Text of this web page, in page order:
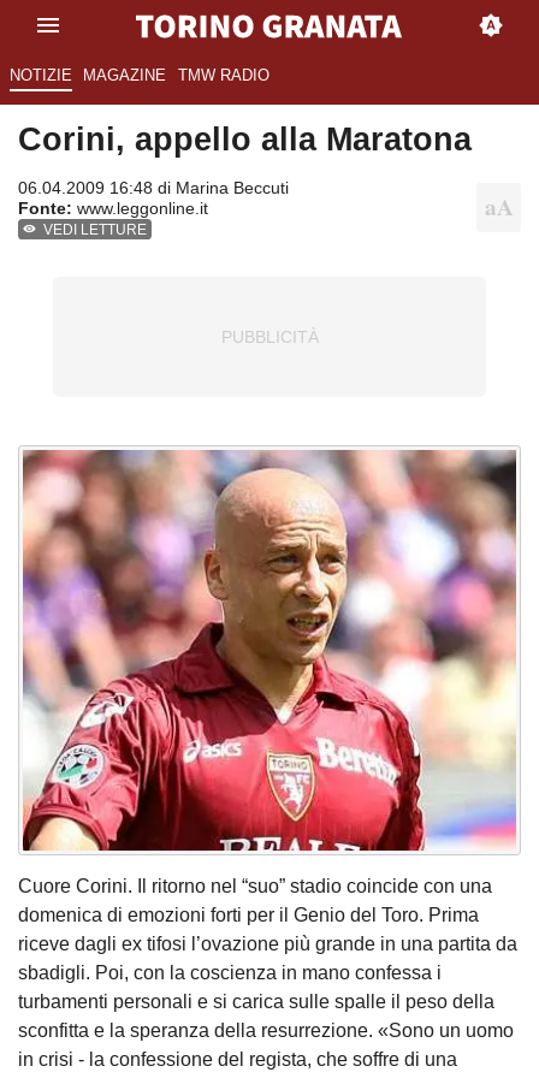
NOTIZIE MAGAZINE TMW RADIO
Corini, appello alla Maratona
06.04.2009 16:48 di Marina Beccuti
Fonte: www.leggonline.it
VEDI LETTURE
Cuore Corini. Il ritorno nel “suo” stadio coincide con una
domenica di emozioni forti per il Genio del Toro. Prima
riceve dagli ex tifosi l’ovazione più grande in una partita da
sbadigli. Poi, con la coscienza in mano confessa i
turbamenti personali e si carica sulle spalle il peso della
sconfitta e la speranza della resurrezione. «Sono un uomo
in crisi - la confessione del regista, che soffre di una